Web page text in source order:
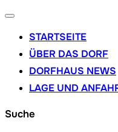
Navigation
STARTSEITE
ÜBER DAS DORF
DORFHAUS NEWS
LAGE UND
Suche